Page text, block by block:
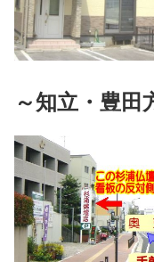
～知立・豊田